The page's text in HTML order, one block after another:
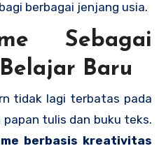
berbagai jenjang usia.
Sebagai
Baru
tidak lagi terbatas pada
papan tulis dan buku teks.
berbasis kreativitas